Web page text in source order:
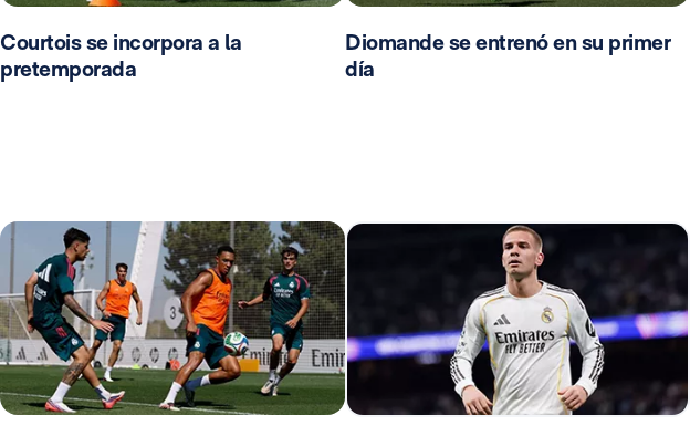
Courtois se incorpora a la
pretemporada
Diomande se entrenó en su primer
día